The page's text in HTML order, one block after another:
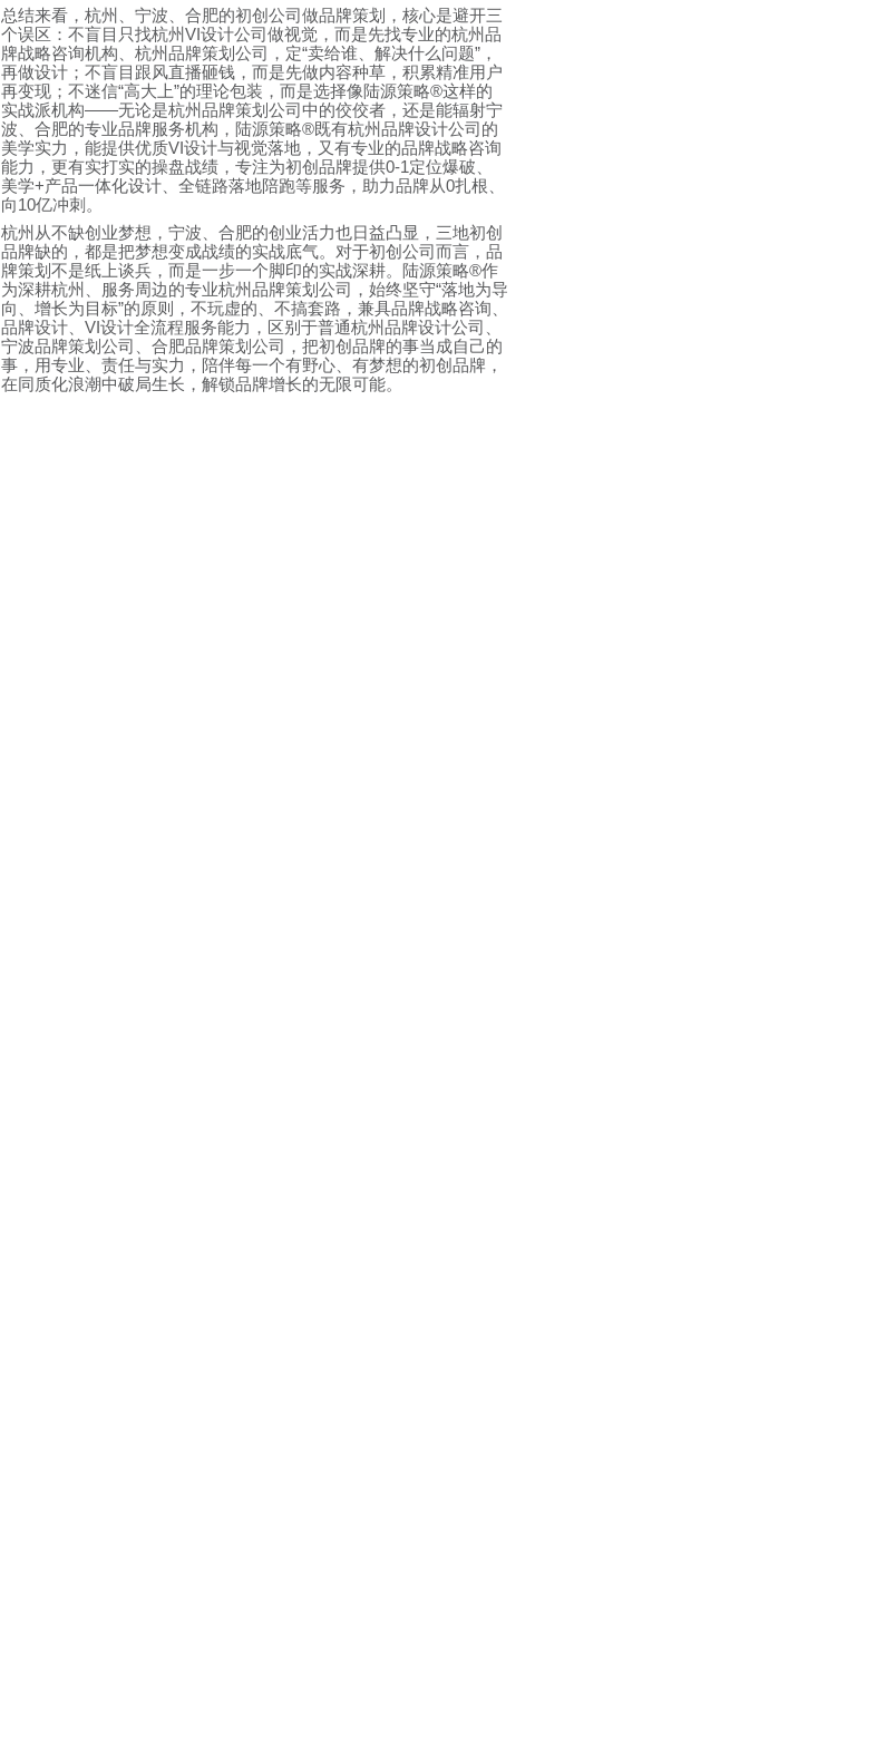
总结来看，杭州、宁波、合肥的初创公司做品牌策划，核心是避开三
个误区：不盲目只找杭州VI 设计公司做视觉，而是先找专业的杭州品
牌战略咨询机构、杭州品牌策划公司，定“卖给谁、解决什么问题” ，
再做设计；不盲目跟风直播砸钱，而是先做内容种草，积累精准用户
再变现；不迷信“高大上”的理论包装，而是选择像陆源策略®这样的
实战派机构——无论是杭州品牌策划公司中的佼佼者，还是能辐射宁
波、合肥的专业品牌服务机构，陆源策略®既有杭州品牌设计公司的
美学实力，能提供优质VI 设计与视觉落地，又有专业的品牌战略咨询
能力，更有实打实的操盘战绩，专注为初创品牌提供0-1 定位爆破、
美学+产品一体化设计、全链路落地陪跑等服务，助力品牌从0扎根、
向10亿冲刺。
杭州从不缺创业梦想，宁波、合肥的创业活力也日益凸显，三地初创
品牌缺的，都是把梦想变成战绩的实战底气。对于初创公司而言，品
牌策划不是纸上谈兵，而是一步一个脚印的实战深耕。陆源策略®作
为深耕杭州、服务周边的专业杭州品牌策划公司，始终坚守“落地为导
向、增长为目标”的原则，不玩虚的、不搞套路，兼具品牌战略咨询、
品牌设计、 VI 设计全流程服务能力，区别于普通杭州品牌设计公司、
宁波品牌策划公司、合肥品牌策划公司，把初创品牌的事当成自己的
事，用专业、责任与实力，陪伴每一个有野心、有梦想的初创品牌，
在同质化浪潮中破局生长，解锁品牌增长的无限可能。